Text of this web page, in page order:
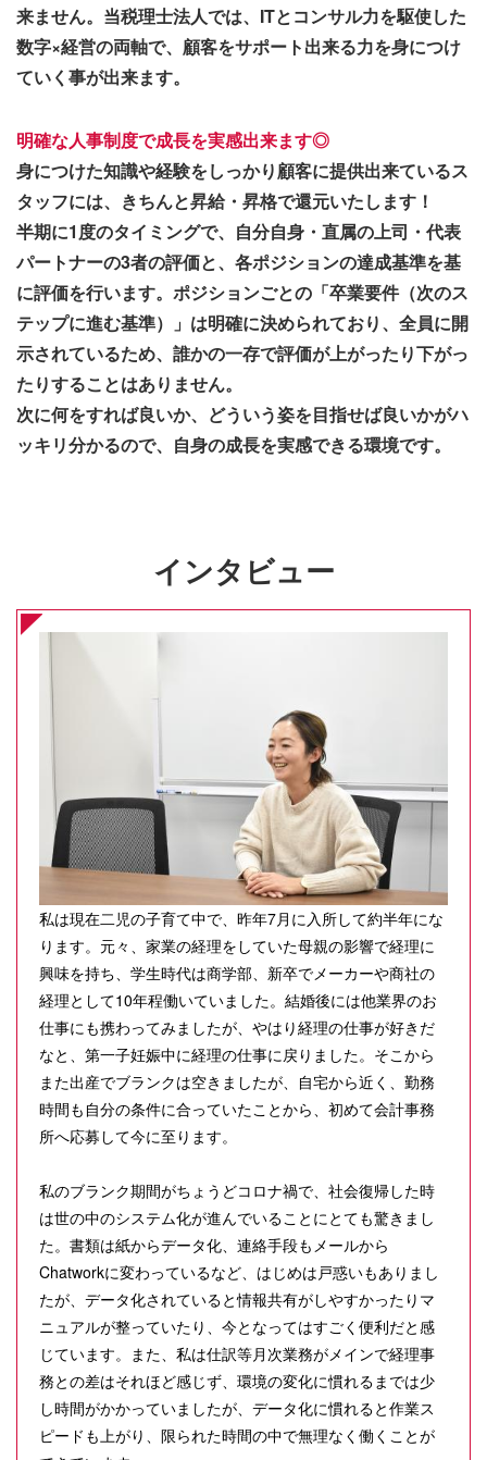
来ません。当税理士法人では、ITとコンサル力を駆使した
数字×経営の両軸で、顧客をサポート出来る力を身につけ
ていく事が出来ます。
明確な人事制度で成長を実感出来ます◎
身につけた知識や経験をしっかり顧客に提供出来ているス
タッフには、きちんと昇給・昇格で還元いたします！
半期に1度のタイミングで、自分自身・直属の上司・代表
パートナーの3者の評価と、各ポジションの達成基準を基
に評価を行います。ポジションごとの「卒業要件（次のス
テップに進む基準）」は明確に決められており、全員に開
示されているため、誰かの一存で評価が上がったり下がっ
たりすることはありません。
次に何をすれば良いか、どういう姿を目指せば良いかがハ
ッキリ分かるので、自身の成長を実感できる環境です。
インタビュー
私は現在二児の子育て中で、昨年7月に入所して約半年にな
ります。元々、家業の経理をしていた母親の影響で経理に
興味を持ち、学生時代は商学部、新卒でメーカーや商社の
経理として10年程働いていました。結婚後には他業界のお
仕事にも携わってみましたが、やはり経理の仕事が好きだ
なと、第一子妊娠中に経理の仕事に戻りました。そこから
また出産でブランクは空きましたが、自宅から近く、勤務
時間も自分の条件に合っていたことから、初めて会計事務
所へ応募して今に至ります。
私のブランク期間がちょうどコロナ禍で、社会復帰した時
は世の中のシステム化が進んでいることにとても驚きまし
た。書類は紙からデータ化、連絡手段もメールから
Chatworkに変わっているなど、はじめは戸惑いもありまし
たが、データ化されていると情報共有がしやすかったりマ
ニュアルが整っていたり、今となってはすごく便利だと感
じています。また、私は仕訳等月次業務がメインで経理事
務との差はそれほど感じず、環境の変化に慣れるまでは少
し時間がかかっていましたが、データ化に慣れると作業ス
ピードも上がり、限られた時間の中で無理なく働くことが